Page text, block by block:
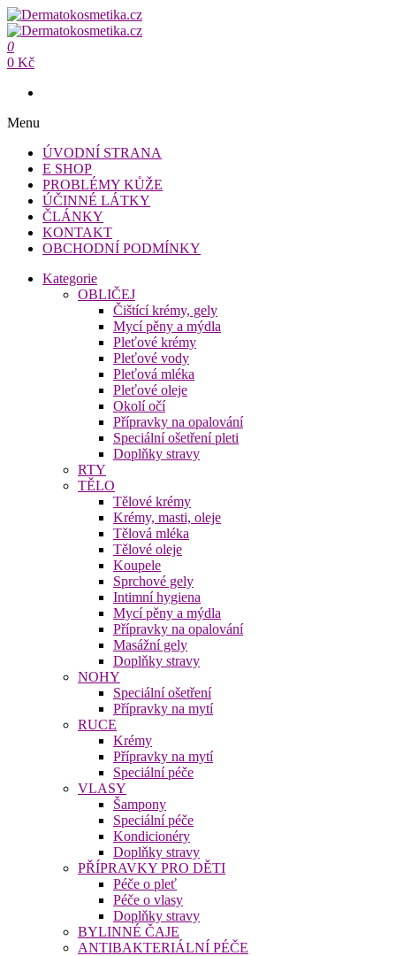
Přeskočit
na
obsah
Dermatokosmetika.cz
Dermatokosmetika.cz
0
0 Kč
Menu
ÚVODNÍ STRANA
E SHOP
PROBLÉMY KŮŽE
ÚČINNÉ LÁTKY
ČLÁNKY
KONTAKT
OBCHODNÍ PODMÍNKY
Kategorie
OBLIČEJ
Čištící krémy, gely
Mycí pěny a mýdla
Pleťové krémy
Pleťové vody
Pleťová mléka
Pleťové oleje
Okolí očí
Přípravky na opalování
Speciální ošetření pleti
Doplňky stravy
RTY
TĚLO
Tělové krémy
Krémy, masti, oleje
Tělová mléka
Tělové oleje
Koupele
Sprchové gely
Intimní hygiena
Mycí pěny a mýdla
Přípravky na opalování
Masážní gely
Doplňky stravy
NOHY
Speciální ošetření
Přípravky na mytí
RUCE
Krémy
Přípravky na mytí
Speciální péče
VLASY
Šampony
Speciální péče
Kondicionéry
Doplňky stravy
PŘÍPRAVKY PRO DĚTI
Péče o pleť
Péče o vlasy
Doplňky stravy
BYLINNÉ ČAJE
ANTIBAKTERIÁLNÍ PÉČE